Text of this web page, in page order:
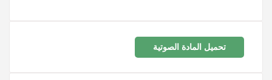
تحميل المادة الصوتية